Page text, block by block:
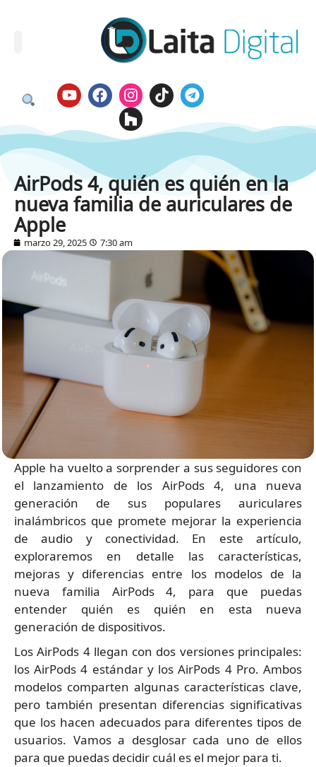
AirPods 4, quién es quién en la
nueva familia de auriculares de
Apple
marzo 29, 2025 7:30 am
Apple ha vuelto a sorprender a sus seguidores con
el lanzamiento de los AirPods 4, una nueva
generación de sus populares auriculares
inalámbricos que promete mejorar la experiencia
de audio y conectividad. En este artículo,
exploraremos en detalle las características,
mejoras y diferencias entre los modelos de la
nueva familia AirPods 4, para que puedas
entender quién es quién en esta nueva
generación de dispositivos.
Los AirPods 4 llegan con dos versiones principales:
los AirPods 4 estándar y los AirPods 4 Pro. Ambos
modelos comparten algunas características clave,
pero también presentan diferencias significativas
que los hacen adecuados para diferentes tipos de
usuarios. Vamos a desglosar cada uno de ellos
para que puedas decidir cuál es el mejor para ti.